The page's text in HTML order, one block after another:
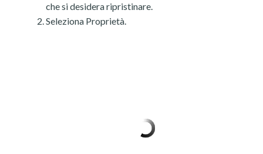
che si desidera ripristinare.
Seleziona Proprietà.